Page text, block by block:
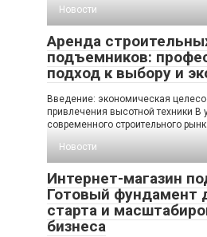
Новости
Аренда
подъемников:
подход к выбору и
Введение: экономическая
привлечения высотной техники В
современного строительного
Новости
Интернет-магазин
Готовый фундамент
старта и
бизнеса